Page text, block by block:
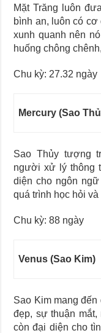
Mặt Trăng luôn
bình an, luôn có
xunh quanh nên
huống chông
Chu kỳ: 27.32 ngày
Mercury (Sao
Sao Thủy tượng
người xử lý thông
diện cho ngôn
quá trình học hỏi và
Chu kỳ: 88 ngày
Venus (Sao Kim)
Sao Kim mang
đẹp, sự thuận
còn đại diện cho